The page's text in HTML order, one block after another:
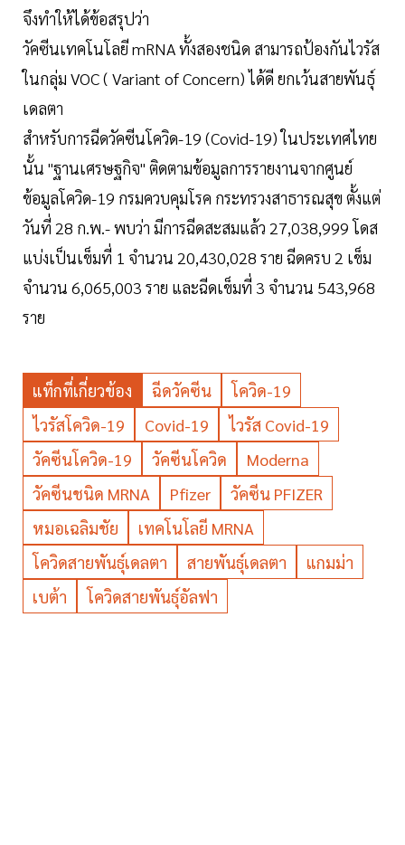
จึงทำให้ได้ข้อสรุปว่า
วัคซีนเทคโนโลยี mRNA ทั้งสองชนิด สามารถป้องกันไวรัส
ในกลุ่ม VOC ( Variant of Concern) ได้ดี ยกเว้นสายพันธุ์
เดลตา
สำหรับการฉีดวัคซีนโควิด-19 (Covid-19) ในประเทศไทย
นั้น "ฐานเศรษฐกิจ" ติดตามข้อมูลการรายงานจากศูนย์
ข้อมูลโควิด-19 กรมควบคุมโรค กระทรวงสาธารณสุข ตั้งแต่
วันที่ 28 ก.พ.- พบว่า มีการฉีดสะสมแล้ว 27,038,999 โดส
แบ่งเป็นเข็มที่ 1 จำนวน 20,430,028 ราย ฉีดครบ 2 เข็ม
จำนวน 6,065,003 ราย และฉีดเข็มที่ 3 จำนวน 543,968
ราย
แท็กที่เกี่ยวข้อง ฉีดวัคซีน
โควิด-19
ไวรัสโควิด-19
Covid-19
ไวรัส Covid-19
วัคซีนโควิด-19
วัคซีนโควิด
Moderna
วัคซีนชนิด MRNA
Pfizer
วัคซีน PFIZER
หมอเฉลิมชัย
เทคโนโลยี MRNA
โควิดสายพันธุ์เดลตา
สายพันธุ์เดลตา
แกมม่า
เบต้า
โควิดสายพันธุ์อัลฟา